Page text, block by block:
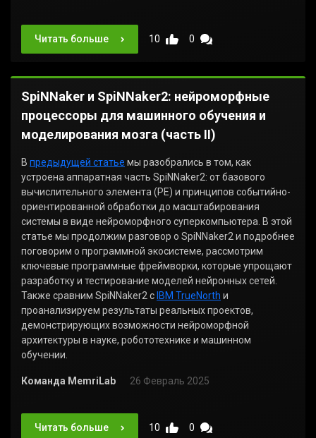
Читать больше 10 0
SpiNNaker и SpiNNaker2: нейроморфные
процессоры для машинного обучения и
моделирования мозга (часть II)
В предыдущей статье мы разобрались в том, как
устроена аппаратная часть SpiNNaker2: от базового
вычислительного элемента (PE) и принципов событийно-
ориентированной обработки до масштабирования
системы в виде нейроморфного суперкомпьютера. В этой
статье мы продолжим разговор о SpiNNaker2 и подробнее
поговорим о программной экосистеме, рассмотрим
ключевые программные фреймворки, которые упрощают
разработку и тестирование моделей нейронных сетей.
Также сравним SpiNNaker2 с IBM TrueNorth и
проанализируем результаты реальных проектов,
демонстрирующих возможности нейроморфной
архитектуры в науке, робототехнике и машинном
обучении.
Читать больше 10 0
Команда MemriLab 26 Февраль 2025